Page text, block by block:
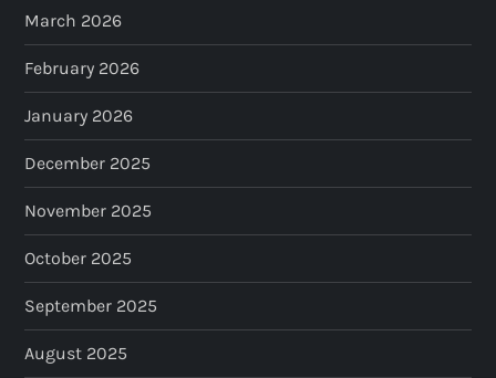
March 2026
February 2026
January 2026
December 2025
November 2025
October 2025
September 2025
August 2025